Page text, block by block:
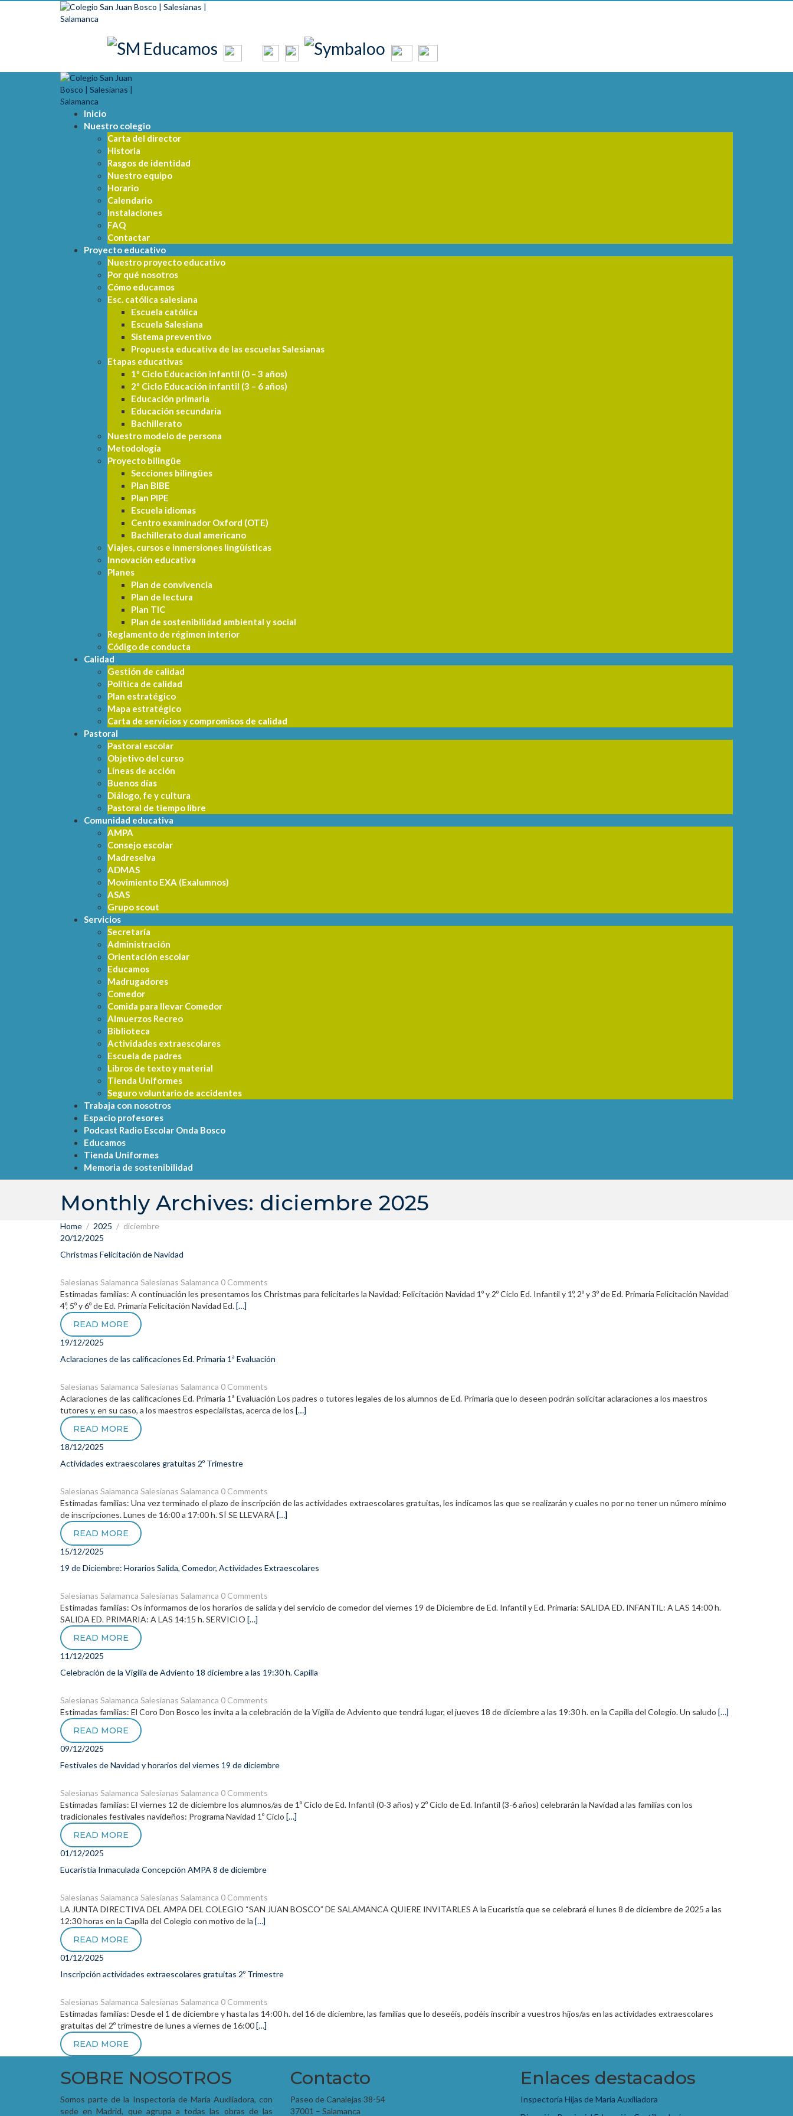
Inicio
Nuestro colegio
Carta del director
Historia
Rasgos de identidad
Nuestro equipo
Horario
Calendario
Instalaciones
FAQ
Contactar
Proyecto educativo
Nuestro proyecto educativo
Por qué nosotros
Cómo educamos
Esc. católica salesiana
Escuela católica
Escuela Salesiana
Sistema preventivo
Propuesta educativa de las escuelas Salesianas
Etapas educativas
1º Ciclo Educación infantil (0 – 3 años)
2º Ciclo Educación infantil (3 – 6 años)
Educación primaria
Educación secundaria
Bachillerato
Nuestro modelo de persona
Metodología
Proyecto bilingüe
Secciones bilingües
Plan BIBE
Plan PIPE
Escuela idiomas
Centro examinador Oxford (OTE)
Bachillerato dual americano
Viajes, cursos e inmersiones lingüísticas
Innovación educativa
Planes
Plan de convivencia
Plan de lectura
Plan TIC
Plan de sostenibilidad ambiental y social
Reglamento de régimen interior
Código de conducta
Calidad
Gestión de calidad
Política de calidad
Plan estratégico
Mapa estratégico
Carta de servicios y compromisos de calidad
Pastoral
Pastoral escolar
Objetivo del curso
Líneas de acción
Buenos días
Diálogo, fe y cultura
Pastoral de tiempo libre
Comunidad educativa
AMPA
Consejo escolar
Madreselva
ADMAS
Movimiento EXA (Exalumnos)
ASAS
Grupo scout
Servicios
Secretaría
Administración
Orientación escolar
Educamos
Madrugadores
Comedor
Comida para llevar Comedor
Almuerzos Recreo
Biblioteca
Actividades extraescolares
Escuela de padres
Libros de texto y material
Tienda Uniformes
Seguro voluntario de accidentes
Trabaja con nosotros
Espacio profesores
Podcast Radio Escolar Onda Bosco
Educamos
Tienda Uniformes
Memoria de sostenibilidad
Monthly Archives: diciembre 2025
Home 2025
diciembre
20/12/2025
Christmas Felicitación de Navidad
Salesianas Salamanca Salesianas Salamanca 0 Comments
Estimadas familias: A continuación les presentamos los Christmas para felicitarles la Navidad: Felicitación Navidad 1º y 2º Ciclo Ed. Infantil y 1º, 2º y 3º de Ed. Primaria Felicitación Navidad
4º, 5º y 6º de Ed. Primaria Felicitación Navidad Ed.[…]
READ MORE
19/12/2025
Aclaraciones de las calificaciones Ed. Primaria 1ª Evaluación
Salesianas Salamanca Salesianas Salamanca 0 Comments
Aclaraciones de las calificaciones Ed. Primaria 1ª Evaluación Los padres o tutores legales de los alumnos de Ed. Primaria que lo deseen podrán solicitar aclaraciones a los maestros
tutores y, en su caso, a los maestros especialistas, acerca de los […]
READ MORE
18/12/2025
Actividades extraescolares gratuitas 2º Trimestre
Salesianas Salamanca Salesianas Salamanca 0 Comments
Estimadas familias: Una vez terminado el plazo de inscripción de las actividades extraescolares gratuitas, les indicamos las que se realizarán y cuales no por no tener un número mínimo
de inscripciones. Lunes de 16:00 a 17:00 h. SÍ SE LLEVARÁ […]
READ MORE
15/12/2025
19 de Diciembre: Horarios Salida, Comedor, Actividades Extraescolares
Salesianas Salamanca Salesianas Salamanca 0 Comments
Estimadas familias: Os informamos de los horarios de salida y del servicio de comedor del viernes 19 de Diciembre de Ed. Infantil y Ed. Primaria: SALIDA ED. INFANTIL: A LAS 14:00 h.
SALIDA ED. PRIMARIA: A LAS 14:15 h. SERVICIO […]
READ MORE
11/12/2025
Celebración de la Vigilia de Adviento 18 diciembre a las 19:30 h. Capilla
Salesianas Salamanca Salesianas Salamanca 0 Comments
Estimadas familias: El Coro Don Bosco les invita a la celebración de la Vigilia de Adviento que tendrá lugar, el jueves 18 de diciembre a las 19:30 h. en la Capilla del Colegio. Un saludo […]
READ MORE
09/12/2025
Festivales de Navidad y horarios del viernes 19 de diciembre
Salesianas Salamanca Salesianas Salamanca 0 Comments
Estimadas familias: El viernes 12 de diciembre los alumnos/as de 1º Ciclo de Ed. Infantil (0-3 años) y 2º Ciclo de Ed. Infantil (3-6 años) celebrarán la Navidad a las familias con los
tradicionales festivales navideños: Programa Navidad 1º Ciclo […]
READ MORE
01/12/2025
Eucaristía Inmaculada Concepción AMPA 8 de diciembre
Salesianas Salamanca Salesianas Salamanca 0 Comments
LA JUNTA DIRECTIVA DEL AMPA DEL COLEGIO “SAN JUAN BOSCO” DE SALAMANCA QUIERE INVITARLES A la Eucaristía que se celebrará el lunes 8 de diciembre de 2025 a las
12:30 horas en la Capilla del Colegio con motivo de la […]
READ MORE
01/12/2025
Inscripción actividades extraescolares gratuitas 2º Trimestre
Salesianas Salamanca Salesianas Salamanca 0 Comments
Estimadas familias: Desde el 1 de diciembre y hasta las 14:00 h. del 16 de diciembre, las familias que lo deseéis, podéis inscribir a vuestros hijos/as en las actividades extraescolares
gratuitas del 2º trimestre de lunes a viernes de 16:00[…]
READ MORE
SOBRE NOSOTROS
Somos parte de la Inspectoría de María Auxiliadora, con
sede en Madrid, que agrupa a todas las obras de las
Contacto
Paseo de Canalejas 38-54
37001 – Salamanca
Enlaces destacados
Inspectoría Hijas de María Auxiliadora